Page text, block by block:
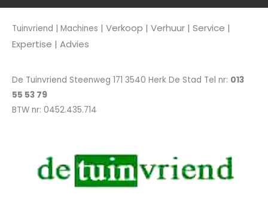
Tuinvriend | Machines | Verkoop | Verhuur | Service |
Expertise | Advies
De Tuinvriend Steenweg 171 3540 Herk De Stad Tel nr: 013
55 53 79
BTW nr: 0452.435.714